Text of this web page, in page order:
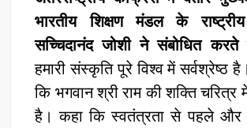
भारतीय शिक्षण मंडल के
सच्चिदानंद जोशी ने संबोधित करते
हमारी संस्कृति पूरे विश्व में सर्वश्रेष्ठ
कि भगवान श्री राम की शक्ति
है। कहा कि स्वतंत्रता से पहले और